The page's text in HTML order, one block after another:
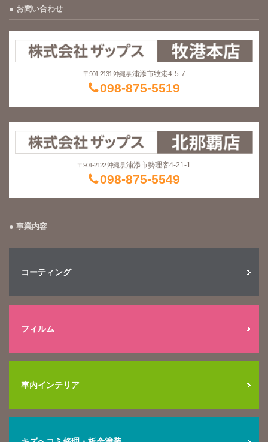
お問い合わせ
〒901-2131 沖縄県 浦添市牧港4-5-7
098-875-5519
〒901-2122 沖縄県浦添市勢理客4-21-1
098-875-5549
事業内容
コーティング
フィルム
車内インテリア